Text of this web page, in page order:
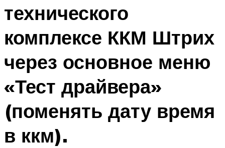
технического
комплексе ККМ Штрих
через основное меню
«Тест драйвера»
(поменять дату время
в ккм).